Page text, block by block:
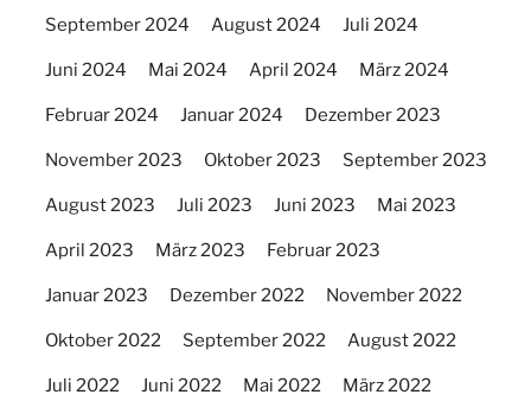
September 2024 August 2024 Juli 2024
Juni 2024 Mai 2024 April 2024 März 2024
Februar 2024 Januar 2024 Dezember 2023
November 2023 Oktober 2023 September 2023
August 2023 Juli 2023 Juni 2023 Mai 2023
April 2023 März 2023 Februar 2023
Januar 2023 Dezember 2022 November 2022
Oktober 2022 September 2022 August 2022
Juli 2022 Juni 2022 Mai 2022 März 2022